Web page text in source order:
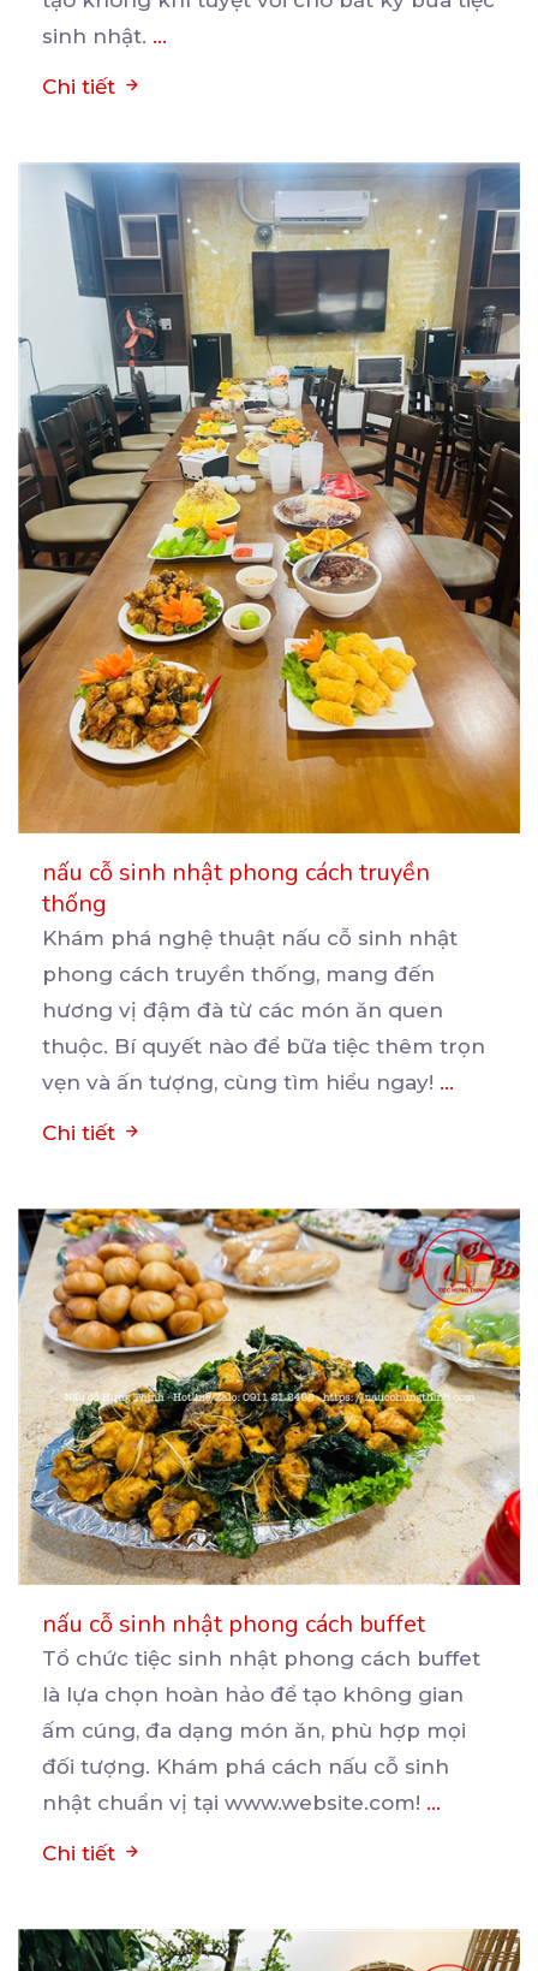
sinh nhật. ...
Chi tiết
nấu cỗ sinh nhật phong cách truyền
thống
Khám phá nghệ thuật nấu cỗ sinh nhật
phong cách truyền thống, mang đến
hương vị đậm đà từ các món ăn quen
thuộc. Bí quyết nào để bữa tiệc thêm trọn
vẹn và ấn tượng, cùng tìm hiểu ngay! ...
Chi tiết
nấu cỗ sinh nhật phong cách buffet
Tổ chức tiệc sinh nhật phong cách buffet
là lựa chọn hoàn hảo để tạo không gian
ấm cúng, đa dạng món ăn, phù hợp mọi
đối tượng. Khám phá cách nấu cỗ sinh
nhật chuẩn vị tại www.website.com! ...
Chi tiết